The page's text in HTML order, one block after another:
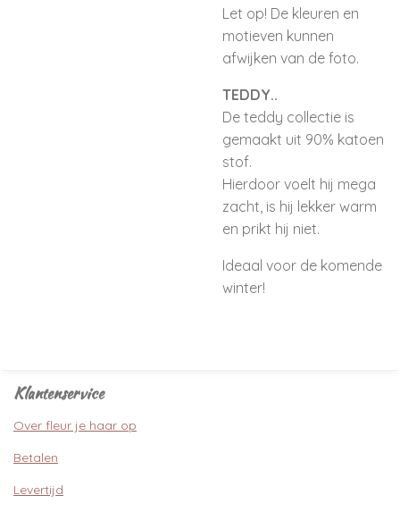
Let op! De kleuren en
motieven kunnen
afwijken van de foto.
TEDDY..
De teddy collectie is
gemaakt uit 90% katoen
stof.
Hierdoor voelt hij mega
zacht, is hij lekker warm
en prikt hij niet.
Ideaal voor de komende
winter!
Klantenservice
Over fleur je haar op
Betalen
Levertijd